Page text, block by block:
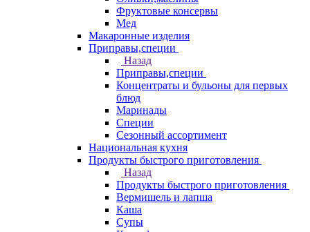
Фруктовые консервы
Мед
Макаронные изделия
Приправы,специи
Назад
Приправы,специи
Концентраты и бульоны для первых
блюд
Маринады
Специи
Сезонный ассортимент
Национальная кухня
Продукты быстрого приготовления
Назад
Продукты быстрого приготовления
Вермишель и лапша
Каша
Супы